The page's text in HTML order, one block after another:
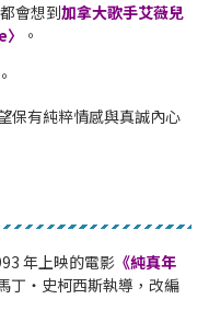
會想到加拿大歌手艾薇兒
。
。
保有純粹情感與真誠內心
年上映的電影 《純真年
丁・史柯西斯執導，改編